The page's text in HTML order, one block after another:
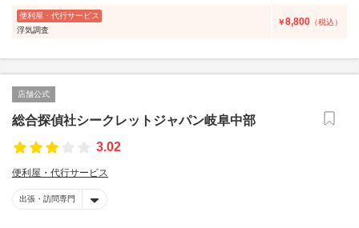
便利屋・代行サービス
浮気調査
￥8,800 （税込）
店舗公式
総合探偵社シークレットジャパン岐阜中部
3.02
便利屋・代行サービス
出張・訪問専門